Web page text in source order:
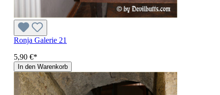
Ronja Galerie 21
5,90 €*
In den Warenkorb